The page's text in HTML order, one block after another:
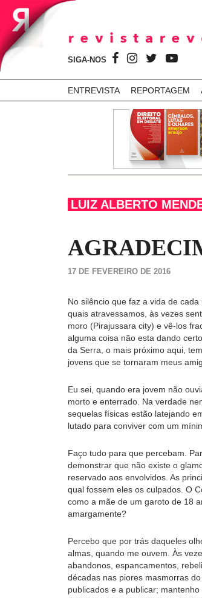
SIGA-NOS
ENTREVISTA REPORTAGEM
LUIZ ALBERTO
17 DE FEVEREIRO DE 2016
No silêncio que faz a vida de
quais atravessamos, às vezes
moro (Pirajussara city) e vê-los
alguma coisa não esta dando
da Serra, o mais próximo aqui,
jovens que se tornaram meus
Eu sei, quando era jovem não
morto e enterrado. Na verdade
sequelas físicas estão latejando
lutado para conviver com um
Faço tudo para que percebam.
demonstrar que não existe o
reservado aos envolvidos. As
qual fossem eles os culpados. O
como a mãe de um garoto de 18
amargamente?
Percebo que por trás daqueles
almas, quando me ouvem. Às
abandonos, espancamentos,
décadas nas piores masmorras
publicados e a publicar;